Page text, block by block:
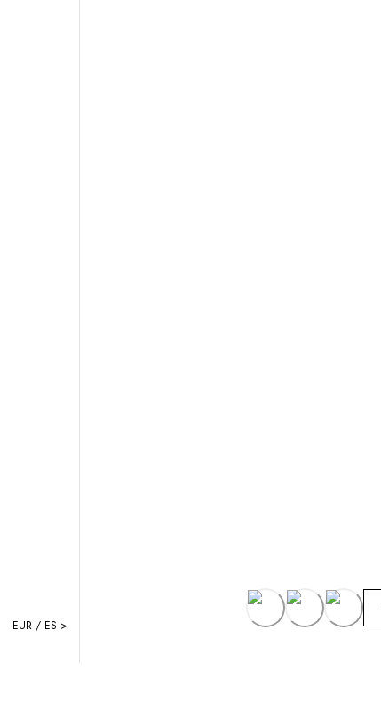
EUR / ES >